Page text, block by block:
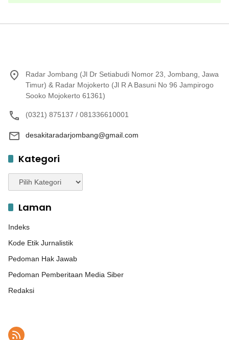
Radar Jombang (Jl Dr Setiabudi Nomor 23, Jombang, Jawa
Timur) & Radar Mojokerto (Jl R A Basuni No 96 Jampirogo
Sooko Mojokerto 61361)
(0321) 875137 / 081336610001
desakitaradarjombang@gmail.com
Kategori
Kategori
Laman
Indeks
Kode Etik Jurnalistik
Pedoman Hak Jawab
Pedoman Pemberitaan Media Siber
Redaksi